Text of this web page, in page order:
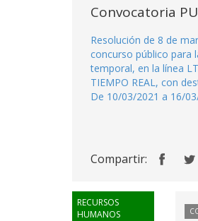
Convocatoria
Resolución de 8 de
concurso público para
temporal, en la línea
TIEMPO REAL, con
De 10/03/2021 a 16/
Compartir:
RECURSOS
HUMANOS